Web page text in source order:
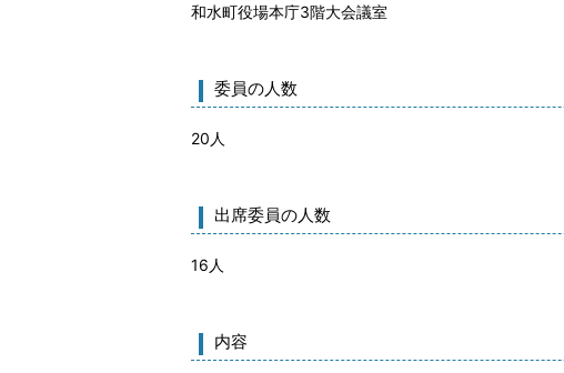
和水町役場本庁3階大会議室
委員の人数
20人
出席委員の人数
16人
内容